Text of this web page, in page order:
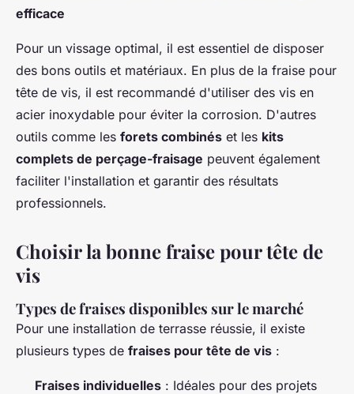
efficace
Pour un vissage optimal, il est essentiel de disposer
des bons outils et matériaux. En plus de la fraise pour
tête de vis, il est recommandé d'utiliser des vis en
acier inoxydable pour éviter la corrosion. D'autres
outils comme les forets combinés et les kits
complets de perçage-fraisage peuvent également
faciliter l'installation et garantir des résultats
professionnels.
Choisir la bonne fraise pour tête de
vis
Types de fraises disponibles sur le marché
Pour une installation de terrasse réussie, il existe
plusieurs types de fraises pour tête de vis :
Fraises individuelles : Idéales pour des projets